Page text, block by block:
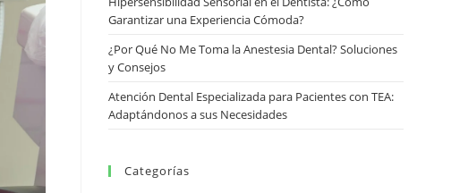
Garantizar una Experiencia Cómoda?
¿Por Qué No Me Toma la Anestesia Dental? Soluciones
y Consejos
Atención Dental Especializada para Pacientes con TEA:
Adaptándonos a sus Necesidades
Categorías